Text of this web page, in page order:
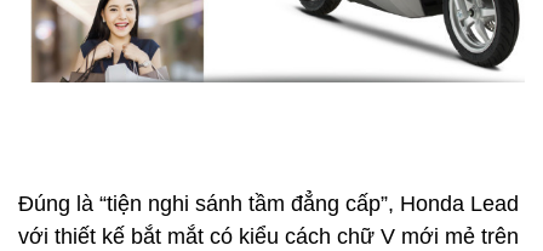
Đúng là “tiện nghi sánh tầm đẳng cấp”, Honda Lead
với thiết kế bắt mắt có kiểu cách chữ V mới mẻ trên